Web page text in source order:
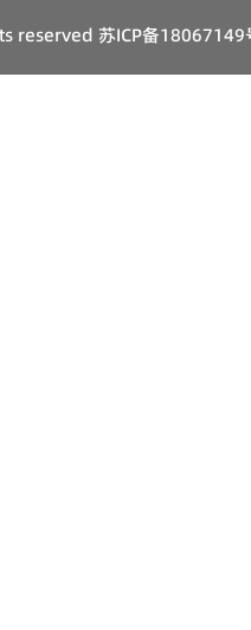
reserved 苏ICP备